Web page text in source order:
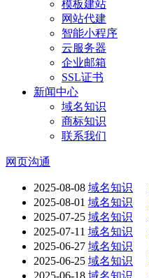
模板建站
网站代建
智能小程序
云服务器
企业邮箱
SSL证书
新闻中心
域名知识
商标知识
联系我们
网页沟通
2025-08-08 域名知识
2025-08-01 域名知识
2025-07-25 域名知识
2025-07-11 域名知识
2025-06-27 域名知识
2025-06-25 域名知识
2025-06-18 域名知识